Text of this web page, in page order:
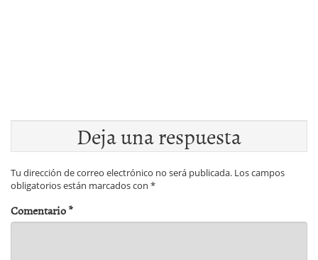
Deja una respuesta
Tu dirección de correo electrónico no será publicada. Los campos
obligatorios están marcados con *
Comentario*